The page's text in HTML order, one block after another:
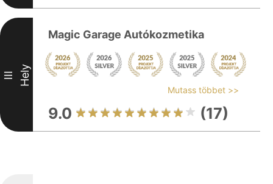
III Hely
Magic Garage Autókozmetika
Mutass többet >>
9.0 (17)